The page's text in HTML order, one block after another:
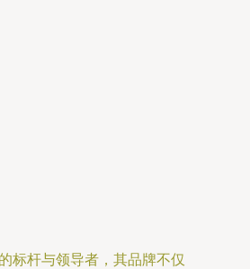
标杆与领导者，其品牌不仅